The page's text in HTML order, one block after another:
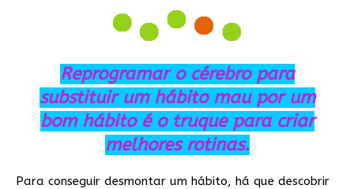
Reprogramar o cérebro para
substituir um hábito mau por um
bom hábito é o truque para criar
melhores rotinas.
Para conseguir desmontar um hábito, há que descobrir